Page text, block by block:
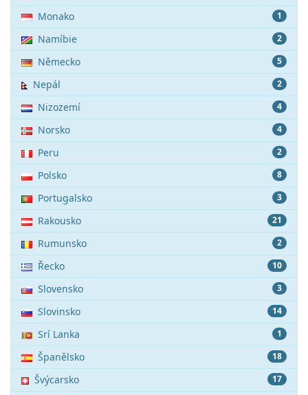
1
Monako
2
Namíbie
5
Německo
2
Nepál
4
Nizozemí
4
Norsko
2
Peru
8
Polsko
3
Portugalsko
21
Rakousko
2
Rumunsko
10
Řecko
3
Slovensko
14
Slovinsko
1
Srí Lanka
18
Španělsko
17
Švýcarsko